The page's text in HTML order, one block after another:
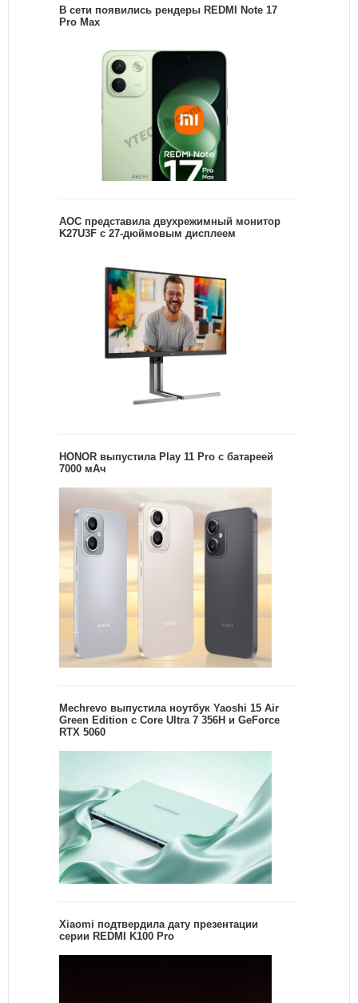
В сети появились рендеры REDMI Note 17
Pro Max
AOC представила двухрежимный монитор
K27U3F с 27-дюймовым дисплеем
HONOR выпустила Play 11 Pro с батареей
7000 мАч
Mechrevo выпустила ноутбук Yaoshi 15 Air
Green Edition с Core Ultra 7 356H и GeForce
RTX 5060
Xiaomi подтвердила дату презентации
серии REDMI K100 Pro